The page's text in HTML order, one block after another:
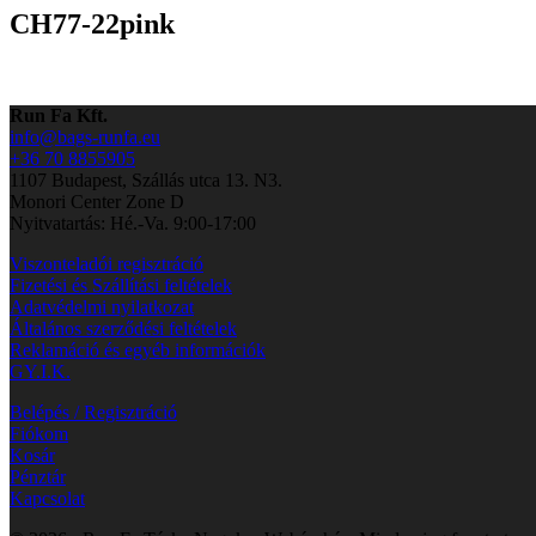
CH77-22pink
Run Fa Kft.
info@bags-runfa.eu
+36 70 8855905
1107 Budapest, Szállás utca 13. N3.
Monori Center Zone D
Nyitvatartás: Hé.-Va. 9:00-17:00
Viszonteladói regisztráció
Fizetési és Szállítási feltételek
Adatvédelmi nyilatkozat
Általános szerződési feltételek
Reklamáció és egyéb információk
GY.I.K.
Belépés / Regisztráció
Fiókom
Kosár
Pénztár
Kapcsolat